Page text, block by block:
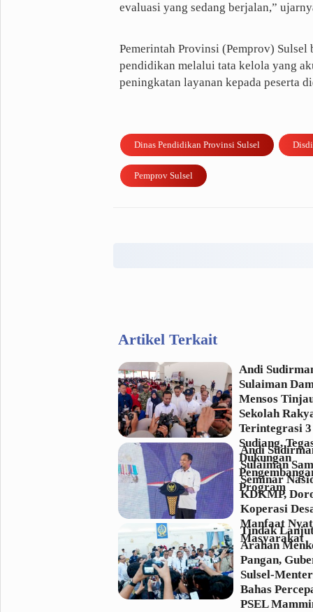
evaluasi yang sedang berjalan,”
Pemerintah Provinsi (Pemprov)
pendidikan melalui tata kelola yang
peningkatan layanan kepada peserta
Dinas Pendidikan Provinsi Sulsel
Pemprov Sulsel
Artikel Terkait
Andi
Sulaiman
Mensos
Sekolah
Terintegrasi
Sudiang,
Dukungan
Program
Andi
Sulaiman
Seminar
KDKMP,
Koperasi
Manfaat
Masyarakat
Tindak
Arahan
Pangan,
Sulsel-
Bahas
PSEL